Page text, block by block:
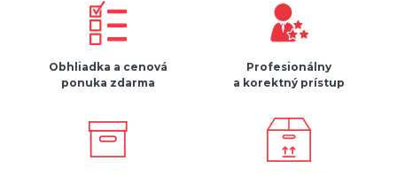
Obhliadka a cenová
ponuka zdarma
Profesionálny
a korektný prístup